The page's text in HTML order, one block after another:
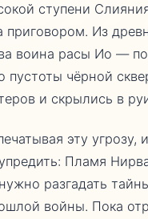
ступени
приговором. Из
воина расы Ио —
пустоты чёрной
и скрылись в
эту
Пламя
разгадать
войны. Пока